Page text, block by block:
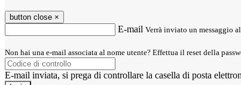
button close ×
E-mail Verrà inviato un messaggio
Non hai una e-mail associata al nome utente? Effettua il reset della
E-mail inviata, si prega di controllare la casella di posta